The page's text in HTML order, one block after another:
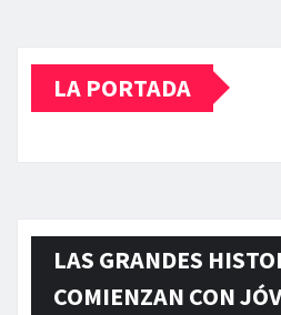
LA PORTADA
LAS GRANDES
COMIENZAN CON